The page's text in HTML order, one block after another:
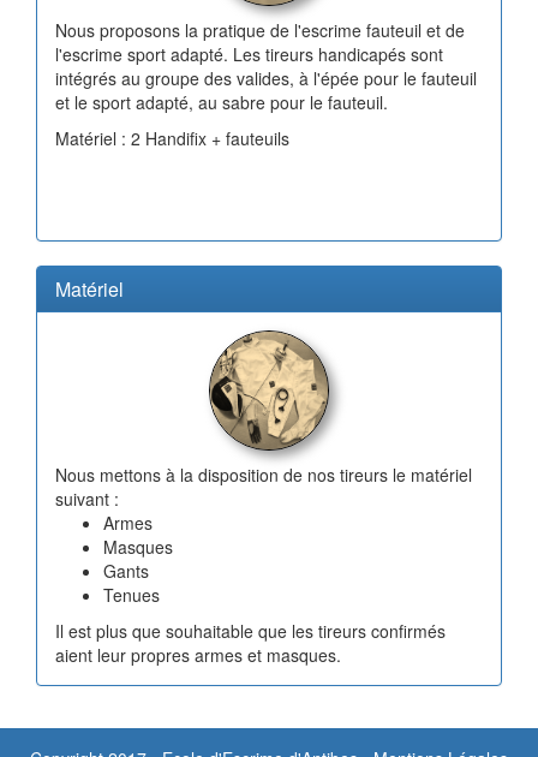
Nous proposons la pratique de l'escrime fauteuil et de
l'escrime sport adapté. Les tireurs handicapés sont
intégrés au groupe des valides, à l'épée pour le fauteuil
et le sport adapté, au sabre pour le fauteuil.
Matériel : 2 Handifix + fauteuils
Matériel
Nous mettons à la disposition de nos tireurs le matériel
suivant :
Armes
Masques
Gants
Tenues
Il est plus que souhaitable que les tireurs confirmés
aient leur propres armes et masques.